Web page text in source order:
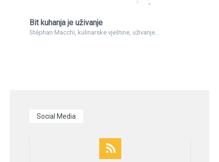
Bit kuhanja je uživanje
Stéphan Macchi, kulinarske vještine, uživanje...
Social Media